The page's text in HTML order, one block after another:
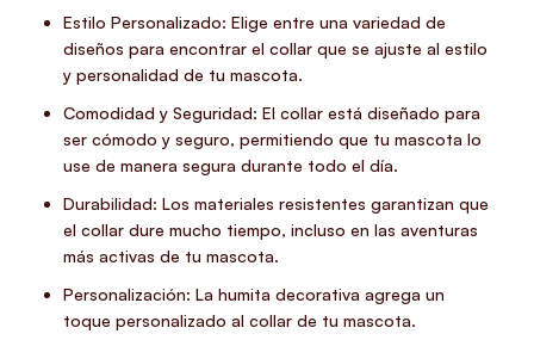
Estilo Personalizado: Elige entre una variedad de
diseños para encontrar el collar que se ajuste al estilo
y personalidad de tu mascota.
Comodidad y Seguridad: El collar está diseñado para
ser cómodo y seguro, permitiendo que tu mascota lo
use de manera segura durante todo el día.
Durabilidad: Los materiales resistentes garantizan que
el collar dure mucho tiempo, incluso en las aventuras
más activas de tu mascota.
Personalización: La humita decorativa agrega un
toque personalizado al collar de tu mascota.